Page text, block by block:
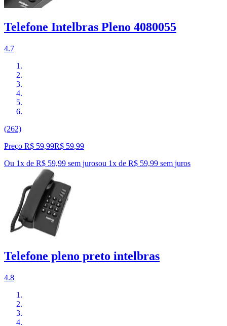
Telefone Intelbras Pleno 4080055
4.7
(262)
Preço R$ 59,99R$ 59,99
Ou 1x de R$ 59,99 sem jurosou 1x de R$ 59,99 sem juros
Telefone pleno preto intelbras
4.8